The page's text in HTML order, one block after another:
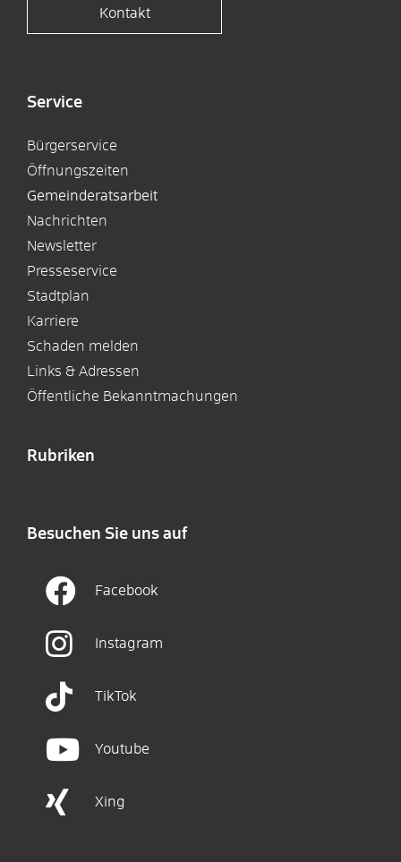
Kontakt
Service
Bürgerservice
Öffnungszeiten
Gemeinderatsarbeit
Nachrichten
Newsletter
Presseservice
Stadtplan
Karriere
Schaden melden
Links & Adressen
Öffentliche Bekanntmachungen
Rubriken
Besuchen Sie uns auf
Facebook
Instagram
TikTok
Youtube
Xing